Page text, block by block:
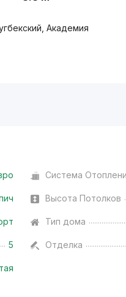
Академия
Система
Высота Потолков
Тип дома
5 Отделка